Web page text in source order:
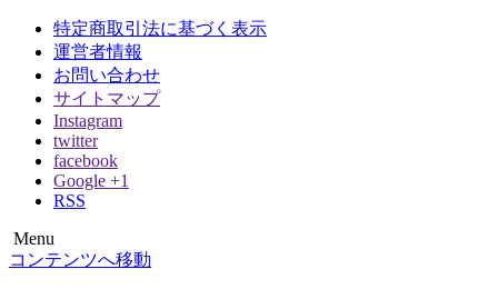
特定商取引法に基づく表示
運営者情報
お問い合わせ
サイトマップ
Instagram
twitter
facebook
Google +1
RSS
オウエンダンマク
横断幕 応援幕は格安価格でも品質にこだわり尽くしまし
Menu
コンテンツへ移動